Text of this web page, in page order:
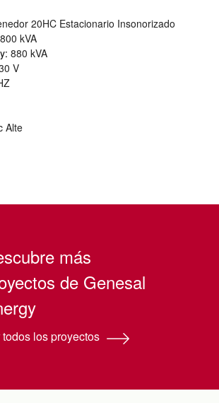
20HC Estacionario Insonorizado
800 kVA
880 kVA
V
Alte
más
de Genesal
todos los proyectos